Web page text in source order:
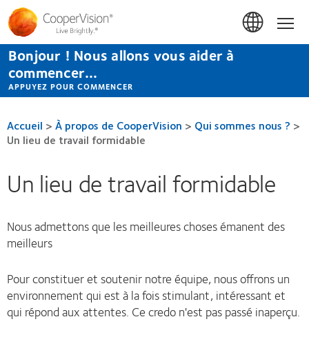
Aller
au
contenu
principal
Bonjour ! Nous allons vous aider à
commencer...
APPUYEZ POUR COMMENCER
Accueil > À propos de CooperVision > Qui sommes nous ? >
Un lieu de travail formidable
Un lieu de travail formidable
Nous admettons que les meilleures choses émanent des
meilleurs
Pour constituer et soutenir notre équipe, nous offrons un
environnement qui est à la fois stimulant, intéressant et
qui répond aux attentes. Ce credo n'est pas passé inaperçu.